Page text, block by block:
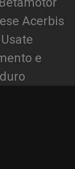
Acerbis
e